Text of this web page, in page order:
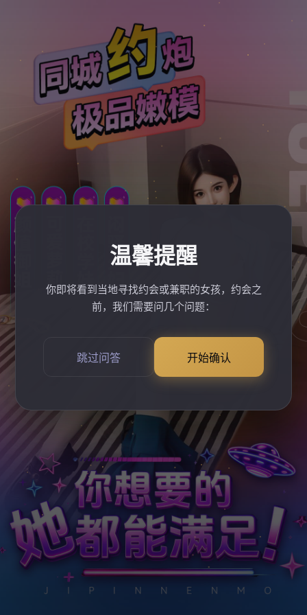
温馨提醒
你即将看到当地寻找约会或兼职的女孩，约会之
前，我们需要问几个问题：
跳过问答 开始确认